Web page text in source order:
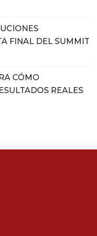
FINAL DEL SUMMIT
CÓMO
REALES